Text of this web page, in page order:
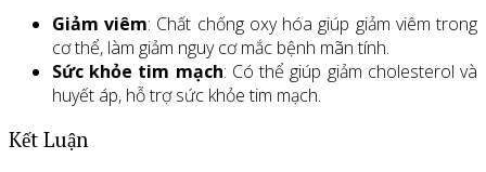
Giảm viêm: Chất chống oxy hóa giúp giảm viêm trong
cơ thể, làm giảm nguy cơ mắc bệnh mãn tính.
Sức khỏe tim mạch: Có thể giúp giảm cholesterol và
huyết áp, hỗ trợ sức khỏe tim mạch.
Kết Luận